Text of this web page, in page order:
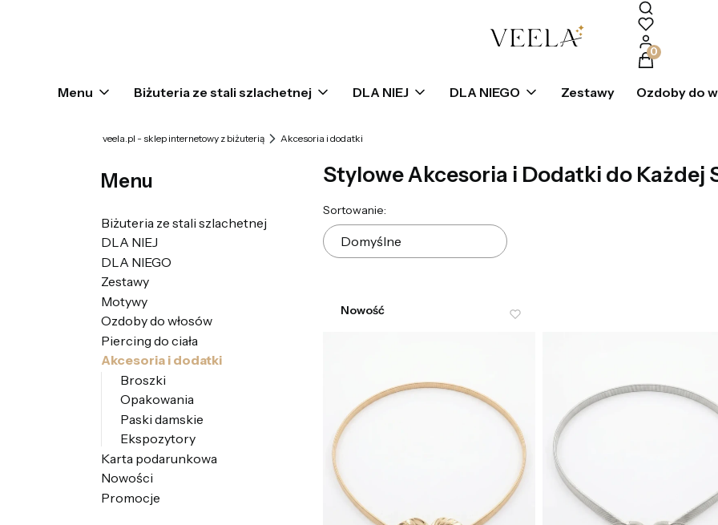
Produkty w
Menu Biżuteria ze stali szlachetnej DLA NIEJ DLA NIEGO Zestawy Ozdoby do
veela.pl - sklep internetowy z biżuterią Akcesoria i dodatki
Menu
Biżuteria ze stali szlachetnej
DLA NIEJ
DLA NIEGO
Zestawy
Motywy
Ozdoby do włosów
Piercing do ciała
Akcesoria i dodatki
Broszki
Opakowania
Paski damskie
Ekspozytory
Karta podarunkowa
Nowości
Promocje
Stylowe Akcesoria i Dodatki do Każdej
Lista produktów
Sortowanie:
Domyślne
Nowość